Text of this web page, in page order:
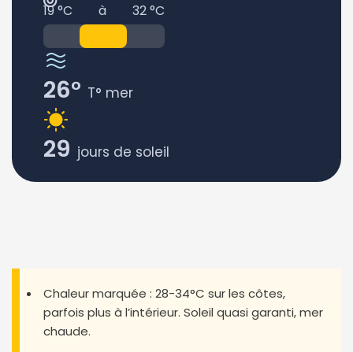
19 °C
à 32 °C
26° T° mer
29 jours de soleil
Chaleur marquée : 28-34°C sur les côtes,
parfois plus à l’intérieur. Soleil quasi garanti, mer
chaude.